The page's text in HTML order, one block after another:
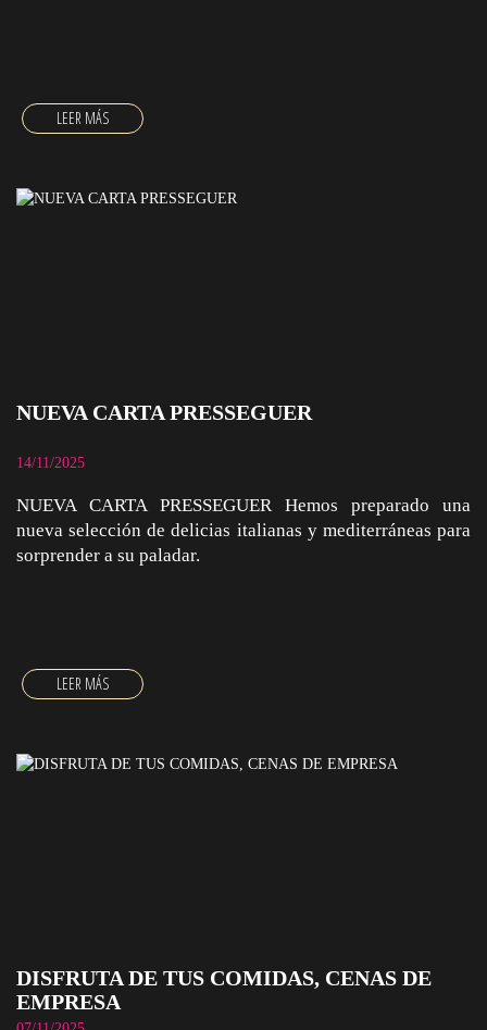
NUEVA CARTA PRESSEGUER
14/11/2025
NUEVA CARTA PRESSEGUER Hemos preparado una
nueva selección de delicias italianas y mediterráneas para
sorprender a su paladar.
DISFRUTA DE TUS COMIDAS, CENAS DE
EMPRESA